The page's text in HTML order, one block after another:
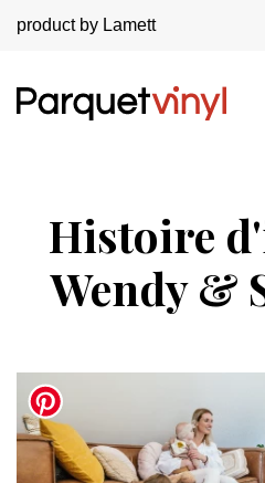
product by Lamett
Histoire
Wendy &